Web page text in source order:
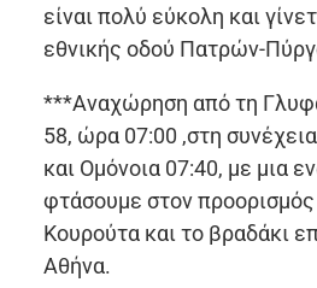
είναι πολύ εύκολη και
εθνικής οδού Πατρών-
***Αναχώρηση από τη
58, ώρα 07:00 ,στη
και Ομόνοια 07:40, με μια
φτάσουμε στον
Κουρούτα και το βραδάκι
Αθήνα.